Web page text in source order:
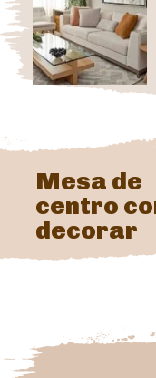
Mesa de
centro
decorar